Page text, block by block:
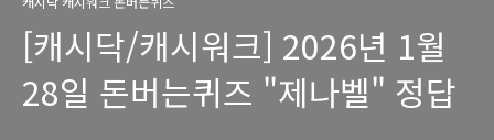
[캐시닥/캐시워크] 2026년 1월
28일 돈버는퀴즈 "제나벨" 정답